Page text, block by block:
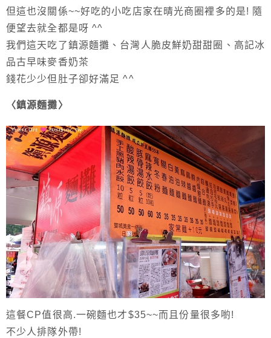
但這也沒關係~~好吃的小吃店家在晴光商圈裡多的是! 隨
便望去就全都是呀 ^^
我們這天吃了鎮源麵攤、台灣人脆皮鮮奶甜甜圈、高記冰
品古早味麥香奶茶
錢花少少但肚子卻好滿足 ^^
〈鎮源麵攤〉
這餐CP值很高.一碗麵也才$35~~而且份量很多喲!
不少人排隊外帶!